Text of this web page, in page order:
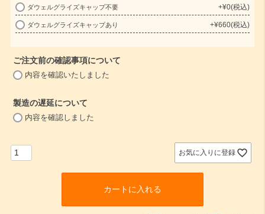
必
)
ダウェルグライズキャップ不要 +¥0 税込
ダウェルグライズキャップあり +¥660 税込
ご注文前の確認事項について
内容を確認いたしました
製造の遅延について
(
内容を確認しました
お気に入りに登録
カートに入れる